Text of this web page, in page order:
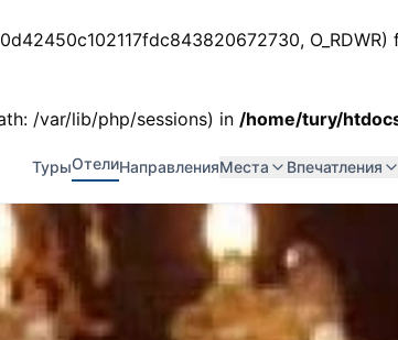
/var/lib/php/sessions) in /home/tury/
ТурыОтелиНаправленияМеста Впечатления